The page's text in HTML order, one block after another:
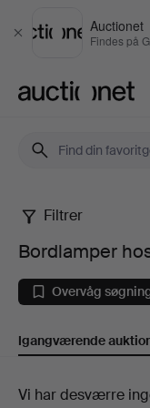
Luk
Auctionet
Findes på
Bordlamper
hos
Ma
San
Filtrer
Bordlamper
Overvåg
Igangværende
Igangværende
Vi har desværre